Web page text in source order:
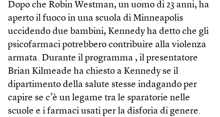
Dopo che Robin Westman, un uomo di 23 anni, ha
aperto il fuoco in una scuola di Minneapolis
uccidendo due bambini, Kennedy ha detto che gli
psicofarmaci potrebbero contribuire alla violenza
armata. Durante il programma , il presentatore
Brian Kilmeade ha chiesto a Kennedy se il
dipartimento della salute stesse indagando per
capire se c’è un legame tra le sparatorie nelle
scuole e i farmaci usati per la disforia di genere.